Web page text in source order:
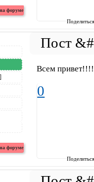
Всем
0